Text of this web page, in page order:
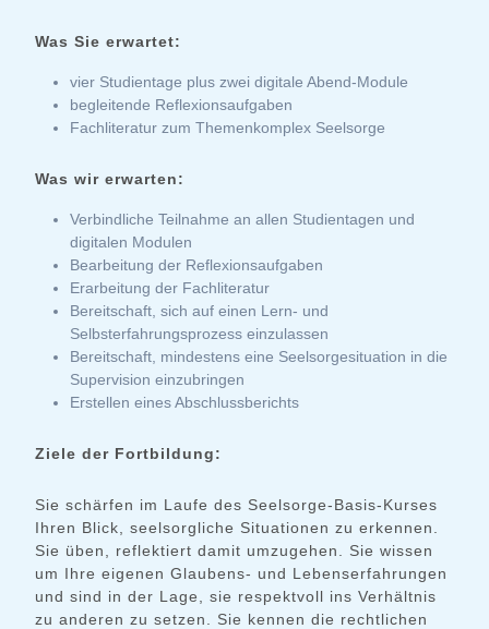
Was Sie erwartet:
vier Studientage plus zwei digitale Abend-Module
begleitende Reflexionsaufgaben
Fachliteratur zum Themenkomplex Seelsorge
Was wir erwarten:
Verbindliche Teilnahme an allen Studientagen und
digitalen Modulen
Bearbeitung der Reflexionsaufgaben
Erarbeitung der Fachliteratur
Bereitschaft, sich auf einen Lern- und
Selbsterfahrungsprozess einzulassen
Bereitschaft, mindestens eine Seelsorgesituation in die
Supervision einzubringen
Erstellen eines Abschlussberichts
Ziele der Fortbildung:
Sie schärfen im Laufe des Seelsorge-Basis-Kurses
Ihren Blick, seelsorgliche Situationen zu erkennen.
Sie üben, reflektiert damit umzugehen. Sie wissen
um Ihre eigenen Glaubens- und Lebenserfahrungen
und sind in der Lage, sie respektvoll ins Verhältnis
zu anderen zu setzen. Sie kennen die rechtlichen